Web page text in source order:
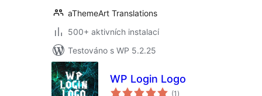
aThemeArt Translations
500+ aktivních instalací
Testováno s WP 5.2.25
WP Login Logo
(1 celkové
)